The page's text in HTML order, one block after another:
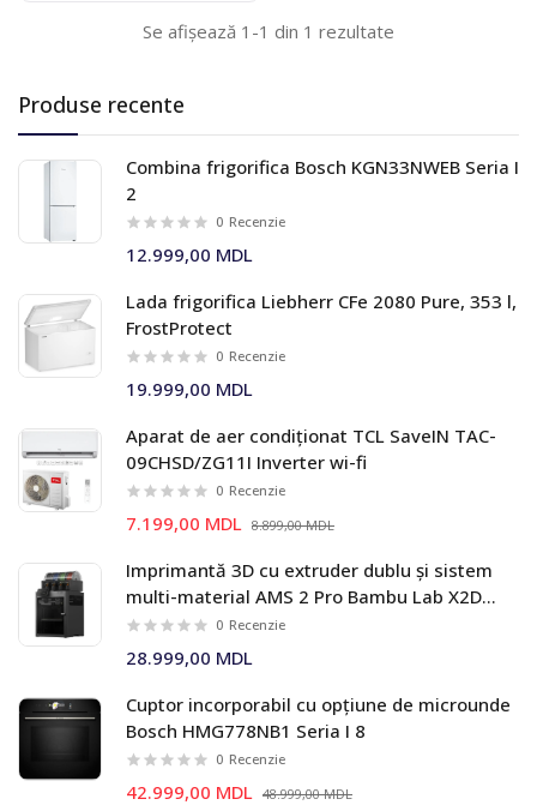
Produse recente
Combina frigorifica Bosch KGN33NWEB Seria I
2
0 Recenzie
12.999,00 MDL
Lada frigorifica Liebherr CFe 2080 Pure, 353 l,
FrostProtect
0 Recenzie
19.999,00 MDL
Aparat de aer condiționat TCL SaveIN TAC-
09CHSD/ZG11I Inverter wi-fi
0 Recenzie
7.199,00 MDL 8.899,00 MDL
Imprimantă 3D cu extruder dublu și sistem
multi-material AMS 2 Pro Bambu Lab X2D
Combo
0 Recenzie
28.999,00 MDL
Cuptor incorporabil cu opțiune de microunde
Bosch HMG778NB1 Seria I 8
0 Recenzie
42.999,00 MDL 48.999,00 MDL
Se afișează 1-1 din 1 rezultate